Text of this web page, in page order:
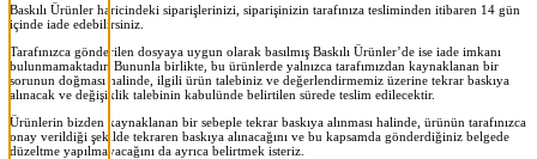
Baskılı Ürünler haricindeki siparişlerinizi, siparişinizin tarafınıza tesliminden itibaren 14 gün
içinde iade edebilirsiniz.
Tarafınızca gönderilen dosyaya uygun olarak basılmış Baskılı Ürünler’de ise iade imkanı
bulunmamaktadır. Bununla birlikte, bu ürünlerde yalnızca tarafımızdan kaynaklanan bir
sorunun doğması halinde, ilgili ürün talebiniz ve değerlendirmemiz üzerine tekrar baskıya
alınacak ve değişiklik talebinin kabulünde belirtilen sürede teslim edilecektir.
Ürünlerin bizden kaynaklanan bir sebeple tekrar baskıya alınması halinde, ürünün tarafınızca
onay verildiği şekilde tekraren baskıya alınacağını ve bu kapsamda gönderdiğiniz belgede
düzeltme yapılmayacağını da ayrıca belirtmek isteriz.